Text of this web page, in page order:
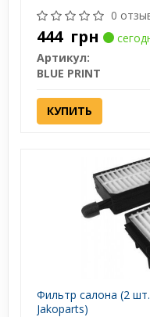
0
444 грн
Артикул:
BLUE PRINT
КУПИТЬ
Фильтр салона (2
Jakoparts)